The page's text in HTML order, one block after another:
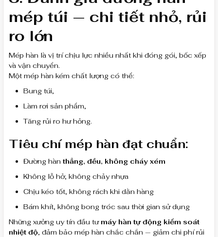
mép túi — chi tiết nhỏ, rủi
ro lớn
Mép hàn là vị trí chịu lực nhiều nhất khi đóng gói, bốc xếp
và vận chuyển.
Một mép hàn kém chất lượng có thể:
Bung túi,
Làm rơi sản phẩm,
Tăng rủi ro hư hỏng.
Tiêu chí mép hàn đạt chuẩn:
Đường hàn thẳng, đều, không cháy xém
Không lỗ hở, không chảy nhựa
Chịu kéo tốt, không rách khi dằn hàng
Bám khít, không bong tróc sau thời gian sử dụng
Những xưởng uy tín đầu tư máy hàn tự động kiểm soát
nhiệt độ, đảm bảo mép hàn chắc chắn — giảm chi phí rủi